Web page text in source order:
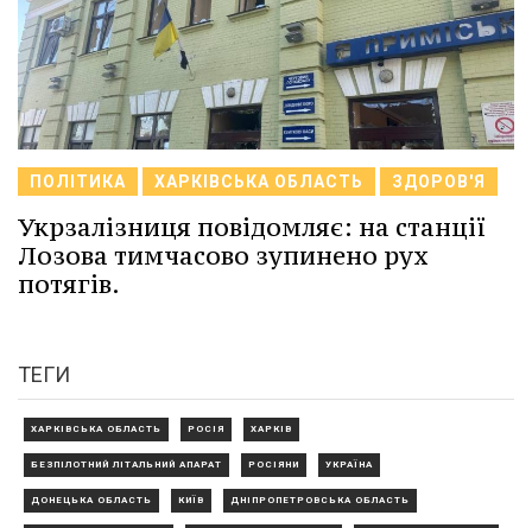
ПОЛІТИКА ХАРКІВСЬКА ОБЛАСТЬ ЗДОРОВ'Я
Укрзалізниця повідомляє: на станції
Лозова тимчасово зупинено рух
потягів.
ТЕГИ
ХАРКІВСЬКА ОБЛАСТЬ РОСІЯ ХАРКІВ
БЕЗПІЛОТНИЙ ЛІТАЛЬНИЙ АПАРАТ РОСІЯНИ УКРАЇНА
ДОНЕЦЬКА ОБЛАСТЬ КИЇВ ДНІПРОПЕТРОВСЬКА ОБЛАСТЬ